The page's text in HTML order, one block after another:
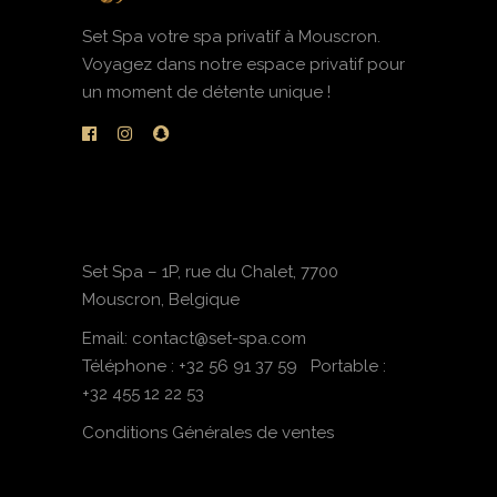
Set Spa votre spa privatif à Mouscron.
Voyagez dans notre espace privatif pour
un moment de détente unique !
Set Spa – 1P, rue du Chalet, 7700
Mouscron, Belgique
Email: contact@set-spa.com
Téléphone : +32 56 91 37 59
Portable :
+32 455 12 22 53
Conditions Générales de ventes